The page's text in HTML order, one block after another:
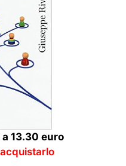
13.30 euro